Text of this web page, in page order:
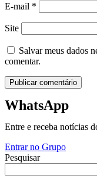
E-mail *
Site
Salvar meus dados
comentar.
WhatsApp
Entre e receba notícias
Entrar no Grupo
Pesquisar